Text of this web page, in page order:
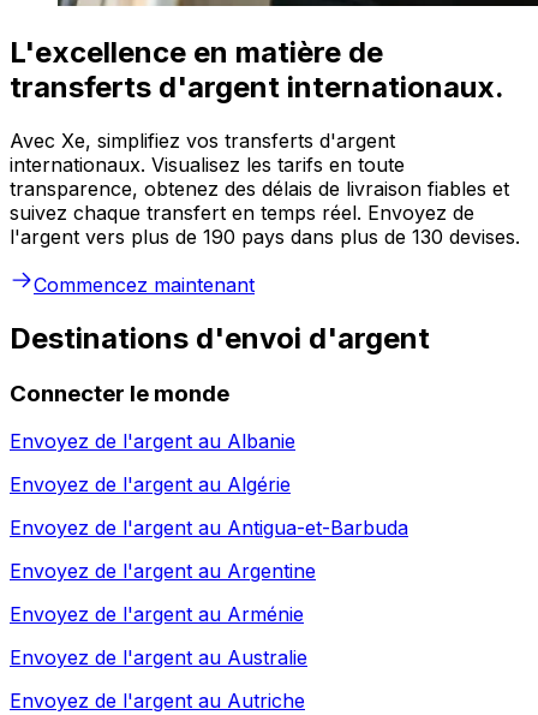
L'excellence en matière de
transferts d'argent internationaux.
Avec Xe, simplifiez vos transferts d'argent
internationaux. Visualisez les tarifs en toute
transparence, obtenez des délais de livraison fiables et
suivez chaque transfert en temps réel. Envoyez de
l'argent vers plus de 190 pays dans plus de 130 devises.
Commencez maintenant
Destinations d'envoi d'argent
Connecter le monde
Envoyez de l'argent au Albanie
Envoyez de l'argent au Algérie
Envoyez de l'argent au Antigua-et-Barbuda
Envoyez de l'argent au Argentine
Envoyez de l'argent au Arménie
Envoyez de l'argent au Australie
Envoyez de l'argent au Autriche